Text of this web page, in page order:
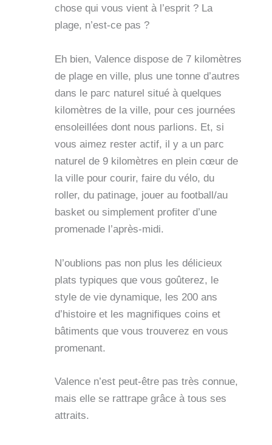
chose qui vous vient à l’esprit ? La
plage, n’est-ce pas ?
Eh bien, Valence dispose de 7 kilomètres
de plage en ville, plus une tonne d’autres
dans le parc naturel situé à quelques
kilomètres de la ville, pour ces journées
ensoleillées dont nous parlions. Et, si
vous aimez rester actif, il y a un parc
naturel de 9 kilomètres en plein cœur de
la ville pour courir, faire du vélo, du
roller, du patinage, jouer au football/au
basket ou simplement profiter d’une
promenade l’après-midi.
N’oublions pas non plus les délicieux
plats typiques que vous goûterez, le
style de vie dynamique, les 200 ans
d’histoire et les magnifiques coins et
bâtiments que vous trouverez en vous
promenant.
Valence n’est peut-être pas très connue,
mais elle se rattrape grâce à tous ses
attraits.